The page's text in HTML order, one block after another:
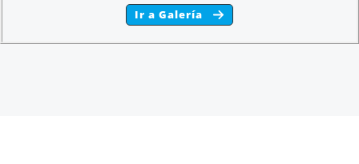
Ir a Galería